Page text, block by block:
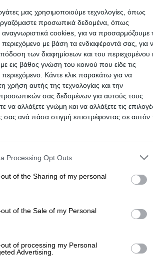
μας χρησιμοποιούμε τεχνολογίες, όπως
προσωπικά δεδομένα, όπως
αναγνωριστικά cookies, για να προσαρμόζουμε
περιεχόμενο με βάση τα ενδιαφέροντά σας, για
των διαφημίσεων και του περιεχομένου
εις βάθος γνώση του κοινού που είδε τις
περιεχόμενο. Κάντε κλικ παρακάτω για να
χρήση αυτής της τεχνολογίας και την
σας δεδομένων για αυτούς τους
να αλλάξετε γνώμη και να αλλάξετε τις
σας ανά πάσα στιγμή επιστρέφοντας σε αυτόν
website/app uses one or more Google
store information including but not limited to
third-party tags to use your data for below
Google consent section.
Processing Opt Outs
of the Sharing of my personal
of the Sale of my Personal
of processing my Personal
Advertising.
Δημοτικό, Γυμνάσιο ή Λύκειο σε
; Όλα! Όλα τα δημόσια σχολεία
και Λύκεια) σεΆγιος Αθανάσιος Δράμας
των δημοσίων σχολείων μας. Η κατηγορία
vrisko είναι... «ο πιο καλός ο μαθητής»
σχολείων σεΆγιος Αθανάσιος
> Άγιος Αθανάσιος Δράμας > Ιδρύματα -
Υπηρεσίες
Δημόσια Σχολεία
Σταθμοί Οδοντίατροι
Εγκαταστάσεις